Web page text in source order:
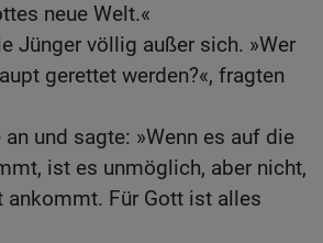
neue Welt.«
Jünger völlig außer sich. »Wer
gerettet werden?«, fragten
und sagte: »Wenn es auf die
ist es unmöglich, aber nicht,
ankommt. Für Gott ist alles